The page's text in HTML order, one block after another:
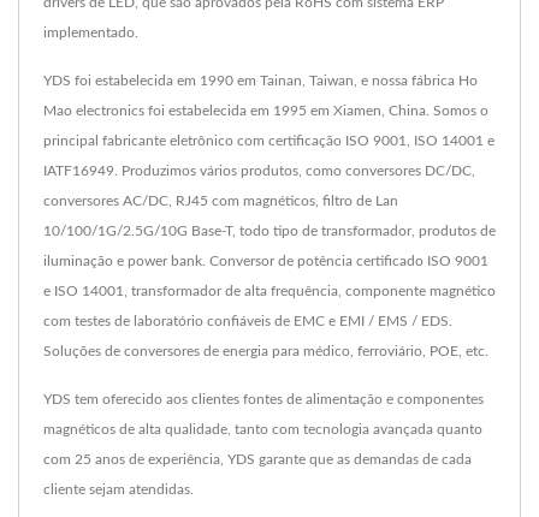
implementado.
YDS foi estabelecida em 1990 em Tainan, Taiwan, e nossa fábrica Ho
Mao electronics foi estabelecida em 1995 em Xiamen, China. Somos o
principal fabricante eletrônico com certificação ISO 9001, ISO 14001 e
IATF16949. Produzimos vários produtos, como conversores DC/DC,
conversores AC/DC, RJ45 com magnéticos, filtro de Lan
10/100/1G/2.5G/10G Base-T, todo tipo de transformador, produtos de
iluminação e power bank. Conversor de potência certificado ISO 9001
e ISO 14001, transformador de alta frequência, componente magnético
com testes de laboratório confiáveis de EMC e EMI / EMS / EDS.
Soluções de conversores de energia para médico, ferroviário, POE, etc.
YDS tem oferecido aos clientes fontes de alimentação e componentes
magnéticos de alta qualidade, tanto com tecnologia avançada quanto
com 25 anos de experiência, YDS garante que as demandas de cada
cliente sejam atendidas.